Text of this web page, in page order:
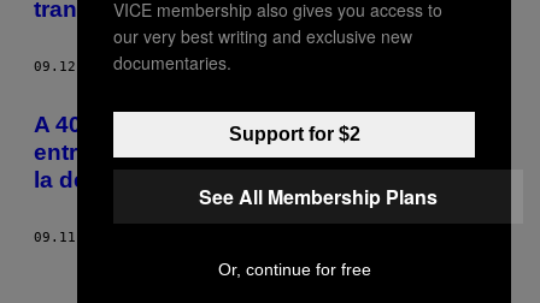
THIS
AUTHOR
transmitió la despedida de Allende
09.12.13 PORALEJANDRA RODRÍGUEZ MATAMOROS
A 40 años del golpe de estado en Chile,
entrevistamos al periodista que transmitió
la despedida de Allende
09.11.13
VICE membership also gives you access to
our very best writing and exclusive new
documentaries.
Support for $2
See All Membership Plans
Or, continue for free